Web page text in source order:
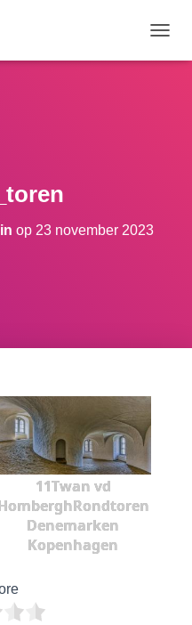
op 23 november 2023
11Twan vd
Denemarken
Kopenhagen